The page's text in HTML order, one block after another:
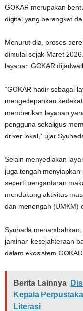
GOKAR merupakan
digital yang berangkat
Menurut dia, proses
dimulai sejak Maret
layanan GOKAR
“GOKAR hadir sebagai
mengedepankan
memberikan layanan
pengguna sekaligus
driver lokal,” ujar
Selain menyediakan
juga tengah menyiapkan
seperti pengantaran
mendukung aktivitas
dan menengah (UMKM)
Syuhada
jaminan kesejahteraan
dalam ekosistem GOKAR.
Berita Lainnya
Kepala
Literasi